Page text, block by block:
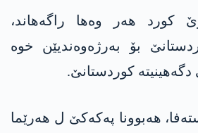
کورد هەر وەها راگەهاند،
بۆ بەرژەوەندیێن خوە
کوردستانێ.
ھەبوونا پەکەکێ ل ھەرێما